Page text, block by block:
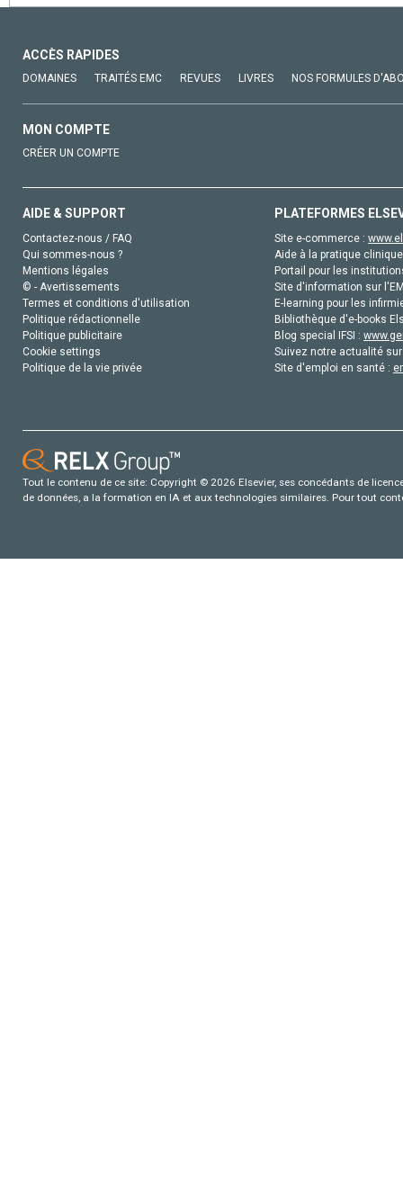
ACCÈS RAPIDES
DOMAINES TRAITÉS EMC REVUES LIVRES NOS FORMULES
MON COMPTE
CRÉER UN COMPTE
AIDE & SUPPORT
Contactez-nous / FAQ
Qui sommes-nous ?
Mentions légales
© - Avertissements
Termes et conditions d'utilisation
Politique rédactionnelle
Politique publicitaire
Cookie settings
Politique de la vie privée
PLATEFORMES
Site e-commerce :
Aide à la pratique
Portail pour les
Site d'information sur
E-learning pour les
Bibliothèque d'e-books
Blog special IFSI :
Suivez notre actualité
Site d'emploi en santé :
Tout le contenu de ce site: Copyright © 2026 Elsevier, ses concédants de
de données, a la formation en IA et aux technologies similaires. Pour tout